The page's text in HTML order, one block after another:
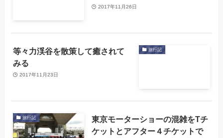
2017年11月26日
旅行記
等々力渓谷を散策して癒されて
みる
2017年11月23日
旅行記
東京モーターショーの混雑をTチ
ケットとアフター４チケットで